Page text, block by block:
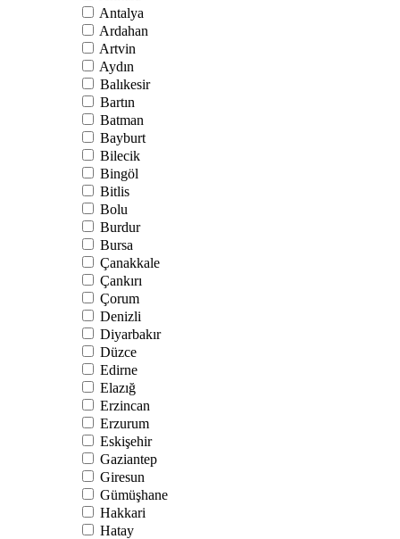
Antalya
Ardahan
Artvin
Aydın
Balıkesir
Bartın
Batman
Bayburt
Bilecik
Bingöl
Bitlis
Bolu
Burdur
Bursa
Çanakkale
Çankırı
Çorum
Denizli
Diyarbakır
Düzce
Edirne
Elazığ
Erzincan
Erzurum
Eskişehir
Gaziantep
Giresun
Gümüşhane
Hakkari
Hatay